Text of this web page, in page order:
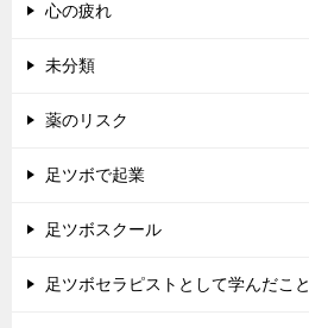
心の疲れ
未分類
薬のリスク
足ツボで起業
足ツボスクール
足ツボセラピストとして学んだこと